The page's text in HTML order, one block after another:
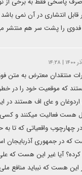
انتشاری در آن نمی
فدوی را پشت سر هم منتشر
منتقدان معترض به متن
که موقعیت خود را در خطر
و عای اف هستند در
هست فعالیت میکنند و
در چهارچوب واقعیاتی که تا
که در جمهوری آذربایجان
کرده؟ آیا غیر این هست که
این هست که نبباید منافع